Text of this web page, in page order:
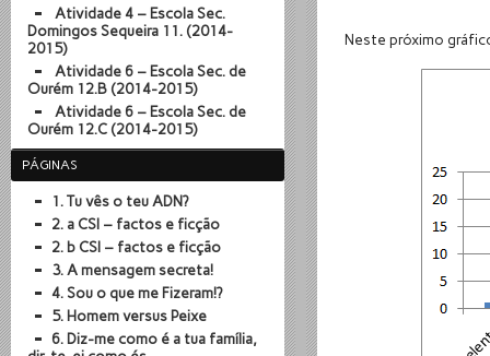
Neste próximo
Atividade 4 – Escola Sec.
Domingos Sequeira 11. (2014-
2015)
Atividade 6 – Escola Sec. de
Ourém 12.B (2014-2015)
Atividade 6 – Escola Sec. de
Ourém 12.C (2014-2015)
PÁGINAS
1. Tu vês o teu ADN?
2. a CSI – factos e ficção
2. b CSI – factos e ficção
3. A mensagem secreta!
4. Sou o que me Fizeram!?
5. Homem versus Peixe
6. Diz-me como é a tua família,